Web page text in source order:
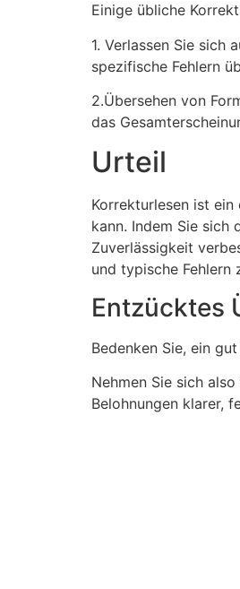
Einige übliche
1. Verlassen Sie sich
spezifische Fehlern
2.Übersehen von
das
Urteil
Korrekturlesen ist
kann. Indem Sie sich
Zuverlässigkeit
und typische
Entzücktes
Bedenken Sie, ein
Nehmen Sie sich
Belohnungen klarer,